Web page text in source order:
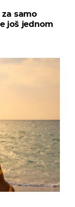
samo
još jednom